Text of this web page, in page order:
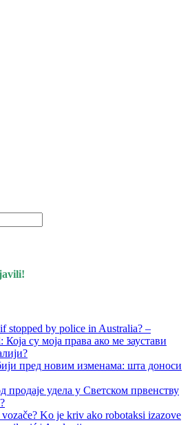
stopped by police in Australia? –
су моја права ако ме заустави
пред новим изменама: шта доноси
удела у Светском првенству
Ko je kriv ako robotaksi izazove